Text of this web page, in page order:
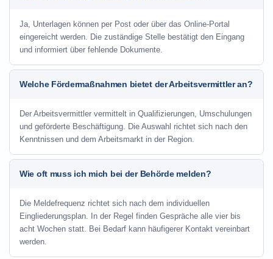
Ja, Unterlagen können per Post oder über das Online-Portal
eingereicht werden. Die zuständige Stelle bestätigt den Eingang
und informiert über fehlende Dokumente.
Welche Fördermaßnahmen bietet der Arbeitsvermittler an?
Der Arbeitsvermittler vermittelt in Qualifizierungen, Umschulungen
und geförderte Beschäftigung. Die Auswahl richtet sich nach den
Kenntnissen und dem Arbeitsmarkt in der Region.
Wie oft muss ich mich bei der Behörde melden?
Die Meldefrequenz richtet sich nach dem individuellen
Eingliederungsplan. In der Regel finden Gespräche alle vier bis
acht Wochen statt. Bei Bedarf kann häufigerer Kontakt vereinbart
werden.